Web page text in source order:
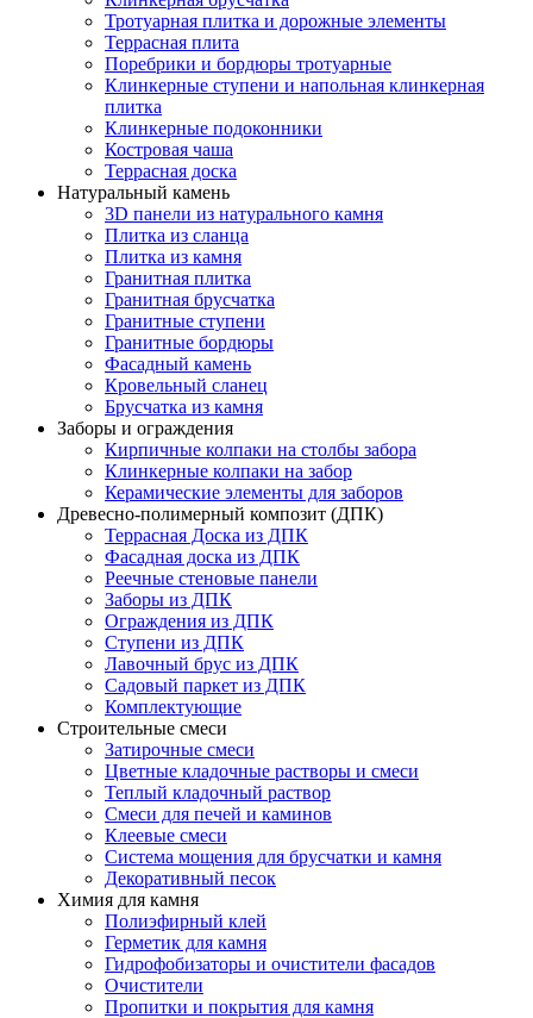
Тротуарная плитка и дорожные элементы
Террасная плита
Поребрики и бордюры тротуарные
Клинкерные ступени и напольная клинкерная
плитка
Клинкерные подоконники
Костровая чаша
Террасная доска
Натуральный камень
3D панели из натурального камня
Плитка из сланца
Плитка из камня
Гранитная плитка
Гранитная брусчатка
Гранитные ступени
Гранитные бордюры
Фасадный камень
Кровельный сланец
Брусчатка из камня
Заборы и ограждения
Кирпичные колпаки на столбы забора
Клинкерные колпаки на забор
Керамические элементы для заборов
Древесно-полимерный композит (ДПК)
Террасная Доска из ДПК
Фасадная доска из ДПК
Реечные стеновые панели
Заборы из ДПК
Ограждения из ДПК
Ступени из ДПК
Лавочный брус из ДПК
Садовый паркет из ДПК
Комплектующие
Строительные смеси
Затирочные смеси
Цветные кладочные растворы и смеси
Теплый кладочный раствор
Смеси для печей и каминов
Клеевые смеси
Система мощения для брусчатки и камня
Декоративный песок
Химия для камня
Полиэфирный клей
Герметик для камня
Гидрофобизаторы и очистители фасадов
Очистители
Пропитки и покрытия для камня